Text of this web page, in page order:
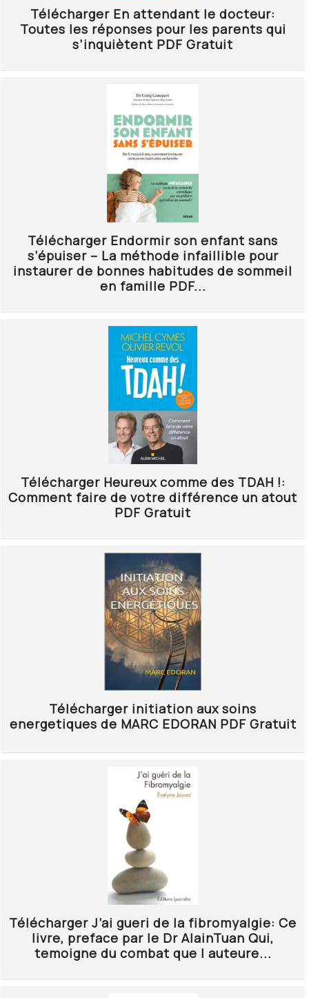
Télécharger En attendant le docteur:
Toutes les réponses pour les parents qui
s’inquiètent PDF Gratuit
Télécharger Endormir son enfant sans
s’épuiser – La méthode infaillible pour
instaurer de bonnes habitudes de sommeil
en famille PDF...
Télécharger Heureux comme des TDAH !:
Comment faire de votre différence un atout
PDF Gratuit
Télécharger initiation aux soins
energetiques de MARC EDORAN PDF Gratuit
Télécharger J’ai gueri de la fibromyalgie: Ce
livre, preface par le Dr AlainTuan Qui,
temoigne du combat que l auteure...